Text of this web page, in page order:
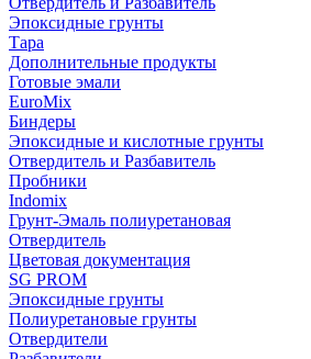
Эпоксидные грунты
Тара
Дополнительные продукты
Готовые эмали
EuroMix
Биндеры
Эпоксидные и кислотные грунты
Отвердитель и Разбавитель
Пробники
Indomix
Грунт-Эмаль полиуретановая
Отвердитель
Цветовая документация
SG PROM
Эпоксидные грунты
Полиуретановые грунты
Отвердители